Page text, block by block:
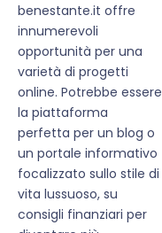
benestante.it offre
innumerevoli
opportunità per una
varietà di progetti
online. Potrebbe essere
la piattaforma
perfetta per un blog o
un portale informativo
focalizzato sullo stile di
vita lussuoso, su
consigli finanziari per